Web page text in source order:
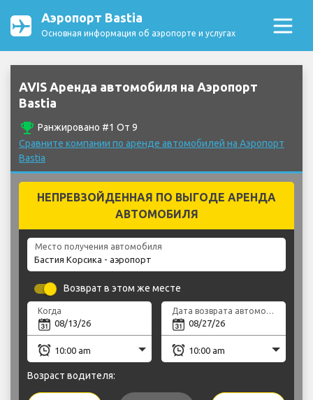
Аэропорт Bastia
Основная информация об аэропорте и услугах
AVIS Аренда автомобиля на Аэропорт
Bastia
emoji_events Ранжировано #1 От 9
Сравните компании по аренде автомобилей на Аэропорт
Bastia
НЕПРЕВЗОЙДЕННАЯ ПО ВЫГОДЕ АРЕНДА
АВТОМОБИЛЯ
Место получения автомобиля
Возврат в этом же месте
Когда Дата возврата автомобиля
Возраст водителя: